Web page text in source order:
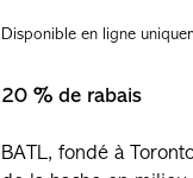
Disponible en ligne
20 % de rabais
BATL, fondé à